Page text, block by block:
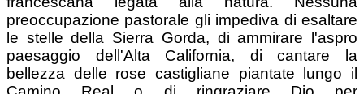
preoccupazione pastorale gli impediva di esaltare
le stelle della Sierra Gorda, di ammirare l'aspro
paesaggio dell'Alta California, di cantare la
bellezza delle rose castigliane piantate lungo il